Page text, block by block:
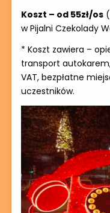
Koszt – od 55zł/os
w Pijalni Czekolady
* Koszt zawiera –
transport
VAT, bezpłatne
uczestników.